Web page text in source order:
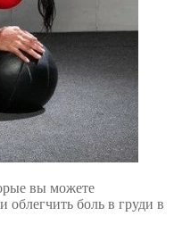
вы можете
облегчить боль в груди в